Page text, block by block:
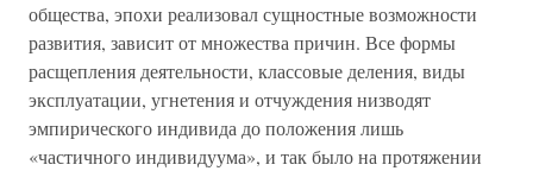
общества, эпохи реализовал сущностные возможности
развития, зависит от множества причин. Все формы
расщепления деятельности, классовые деления, виды
эксплуатации, угнетения и отчуждения низводят
эмпирического индивида до положения лишь
«частичного индивидуума», и так было на протяжении